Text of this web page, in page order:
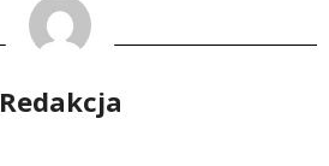
Redakcja